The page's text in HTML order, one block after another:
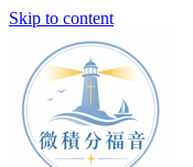
Skip to content